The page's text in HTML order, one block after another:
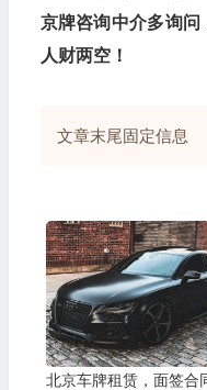
京牌咨询中介多询
人财两空！
文章末尾固定信息
北京车牌租赁，面签合